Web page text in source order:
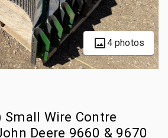
4 photos
Wire Contre
Deere 9660 & 9670